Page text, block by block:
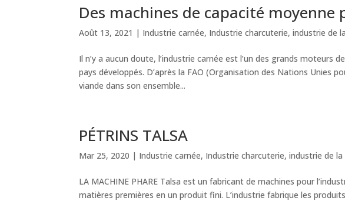
Des machines de capacité moyenne
Août 13, 2021 | Industrie carnée, Industrie charcuterie,industrie de
Il n’y a aucun doute, l’industrie carnée est l’un des grands moteurs
pays développés. D’après la FAO (Organisation des Nations Unies
viande dans son ensemble...
PÉTRINS TALSA
Mar 25, 2020 | Industrie carnée, Industrie charcuterie,industrie de la
LA MACHINE PHARE Talsa est un fabricant de machines pour
matières premières en un produit fini. L’industrie fabrique les